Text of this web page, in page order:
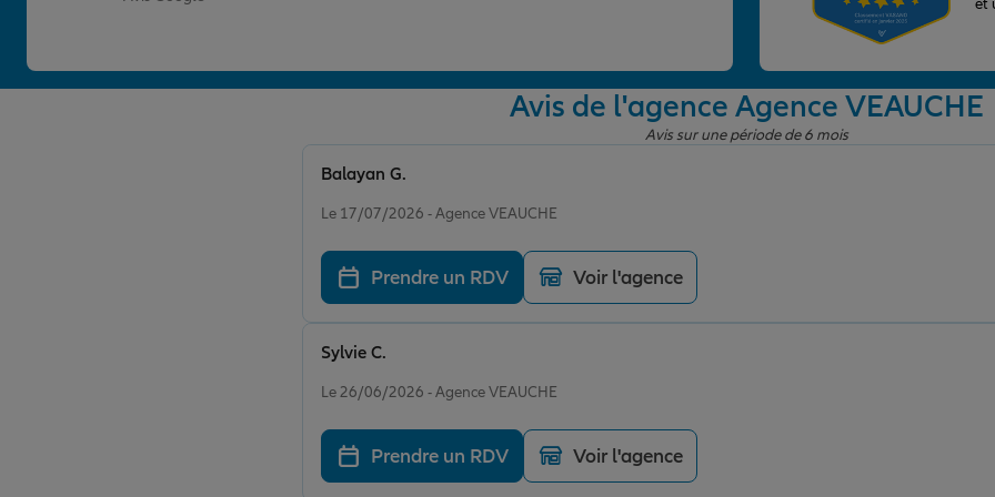
Avis de l'agence Agence VEAUCHE
Avis sur une période de 6 mois
Le 17/07/2026 - Agence VEAUCHE
Balayan G.
Prendre un RDV Voir l'agence
Le 26/06/2026 - Agence VEAUCHE
Sylvie C.
Prendre un RDV Voir l'agence